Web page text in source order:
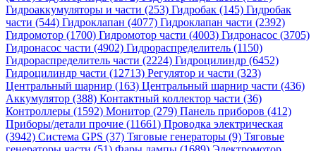
Гидроаккумуляторы и части (253) Гидробак (145) Гидробак
части (544) Гидроклапан (4077) Гидроклапан части (2392)
Гидромотор (1700) Гидромотор части (4003) Гидронасос (3705)
Гидронасос части (4902) Гидрораспределитель (1150)
Гидрораспределитель части (2224) Гидроцилиндр (6452)
Гидроцилиндр части (12713) Регулятор и части (323)
Центральный шарнир (163) Центральный шарнир части (436)
Аккумулятор (388) Контактный коллектор части (36)
Контроллеры (1592) Монитор (279) Панель приборов (412)
Приборы/детали прочие (11661) Проводка электрическая
(3942) Система GPS (37) Тяговые генераторы (9) Тяговые